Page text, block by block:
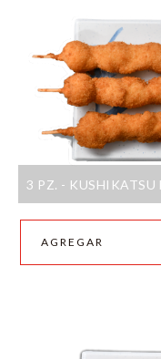
3 PZ. - KUSHIKATSU
AGREGAR